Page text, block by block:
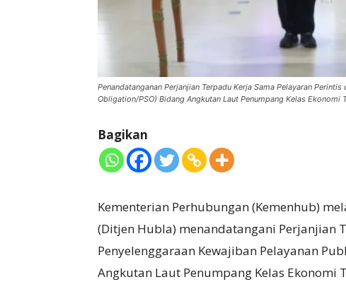
Penandatanganan Perjanjian Terpadu Kerja Sama Pelayaran
Obligation/PSO) Bidang Angkutan Laut Penumpang Kelas
Bagikan
Kementerian Perhubungan (Kemenhub)
(Ditjen Hubla) menandatangani Perjanjian
Penyelenggaraan Kewajiban Pelayanan
Angkutan Laut Penumpang Kelas Ekonomi